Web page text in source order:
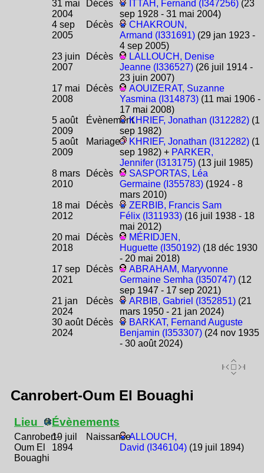
31 mai
2004
Décès ITTAH, Fernand (I347256) (23
sep 1928 - 31 mai 2004)
4 sep
2005
Décès
CHAKROUN,
Armand (I331691) (29 jan 1923 -
4 sep 2005)
23 juin
2007
Décès
LALLOUCH, Denise
Jeanne (I336527) (26 juil 1914 -
23 juin 2007)
17 mai
2008
Décès
AOUIZERAT, Suzanne
Yasmina (I314873) (11 mai 1906 -
17 mai 2008)
5 août
2009
ÉvènementKHRIEF, Jonathan (I312282) (1
sep 1982)
5 août
2009
Mariage KHRIEF, Jonathan (I312282) (1
sep 1982) + PARKER,
Jennifer (I313175) (13 juil 1985)
8 mars
2010
Décès
SASPORTAS, Léa
Germaine (I355783) (1924 - 8
mars 2010)
18 mai
2012
Décès
ZERBIB, Francis Sam
Félix (I311933) (16 juil 1938 - 18
mai 2012)
20 mai
2018
Décès
MÉRIDJEN,
Huguette (I350192) (18 déc 1930
- 20 mai 2018)
17 sep
2021
Décès
ABRAHAM, Maryvonne
Germaine Semha (I350747) (12
sep 1947 - 17 sep 2021)
21 jan
2024
Décès ARBIB, Gabriel (I352851) (21
mars 1950 - 21 jan 2024)
30 août
2024
Décès
BARKAT, Fernand Auguste
Benjamin (I353307) (24 nov 1935
- 30 août 2024)
Canrobert-Oum El Bouaghi
Lieu
Canrobert-
Oum El
Bouaghi
Évènements
19 juil
1894
NaissanceALLOUCH,
David (I346104) (19 juil 1894)